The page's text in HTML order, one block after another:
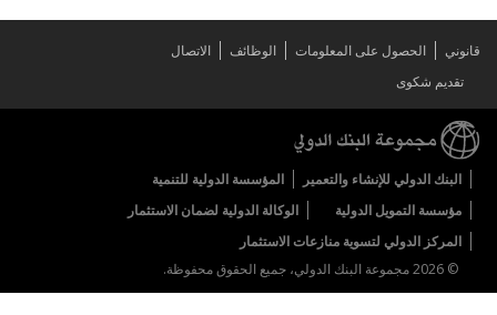
قانوني الحصول على المعلومات الوظائف
الاتصال
تقديم شكوى
البنك الدولي للإنشاء والتعمير
المؤسسة الدولية للتنمية
مؤسسة التمويل الدولية
الوكالة الدولية لضمان الاستثمار
المركز الدولي لتسوية منازعات الاستثمار
© 2026 مجموعة البنك الدولي، جميع الحقوق محفوظة.